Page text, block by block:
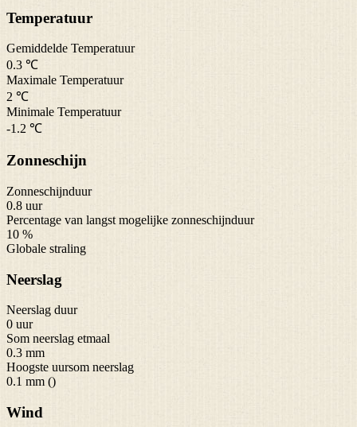
Temperatuur
Gemiddelde Temperatuur
0.3 ℃
Maximale Temperatuur
2 ℃
Minimale Temperatuur
-1.2 ℃
Zonneschijn
Zonneschijnduur
0.8 uur
Percentage van langst mogelijke zonneschijnduur
10 %
Globale straling
Neerslag
Neerslag duur
0 uur
Som neerslag etmaal
0.3 mm
Hoogste uursom neerslag
0.1 mm ()
Wind